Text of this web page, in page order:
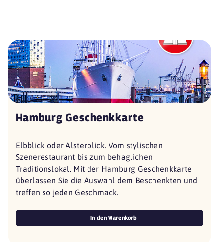
Hamburg Geschenkkarte
Elbblick oder Alsterblick. Vom stylischen
Szenerestaurant bis zum behaglichen
Traditionslokal. Mit der Hamburg Geschenkkarte
überlassen Sie die Auswahl dem Beschenkten und
treffen so jeden Geschmack.
In den Warenkorb